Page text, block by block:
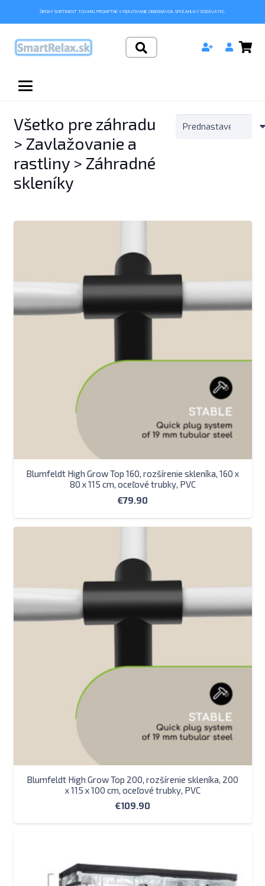
ŠIROKÝ SORTIMENT TOVARU. PROMPTNÉ VYBAVOVANIE OBJEDNÁVOK. SPOĽAHLIVÝ DODÁVATEĽ.
Všetko pre záhradu
> Zavlažovanie a
rastliny > Záhradné
skleníky
Blumfeldt High Grow Top 160, rozšírenie skleníka, 160 x
80 x 115 cm, oceľové trubky, PVC
€79.90
Blumfeldt High Grow Top 200, rozšírenie skleníka, 200
x 115 x 100 cm, oceľové trubky, PVC
€109.90